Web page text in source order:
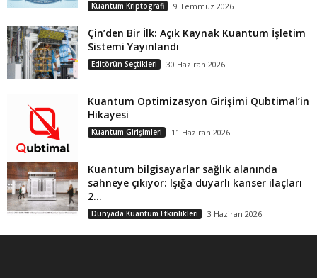
Kuantum Kriptografi 9 Temmuz 2026
Çin’den Bir İlk: Açık Kaynak Kuantum İşletim
Sistemi Yayınlandı
Editörün Seçtikleri 30 Haziran 2026
Kuantum Optimizasyon Girişimi Qubtimal’in
Hikayesi
Kuantum Girişimleri 11 Haziran 2026
Kuantum bilgisayarlar sağlık alanında
sahneye çıkıyor: Işığa duyarlı kanser ilaçları
2...
Dünyada Kuantum Etkinlikleri 3 Haziran 2026